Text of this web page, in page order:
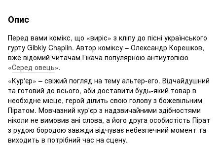
Опис
Перед вами комікс, що «виріс» з кліпу до пісні українського
гурту Gibkiy Chaplin. Автор коміксу – Олександр Корешков,
вже відомий читачам Гікача популярною антиутопією
«Серед овець».
«Кур'єр» – свіжий погляд на тему альтер-его. Відчайдушний
та готовий до всього, аби доставити будь-який товар в
необхідне місце, герой ділить свою голову з божевільним
Піратом. Мовчазний кур'єр з надзвичайними здібностями
ніколи не вимовив ані слова, а його друга особистість Пірат
з рудою бородою завжди відчуває небезпечний момент та
виходить в потрібний час на сцену.